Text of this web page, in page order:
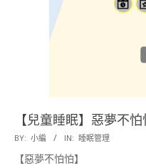
協
會
【兒童睡眠】惡夢不
2018-
11-
BY: 小編 IN: 睡眠管理
【惡夢不怕怕】